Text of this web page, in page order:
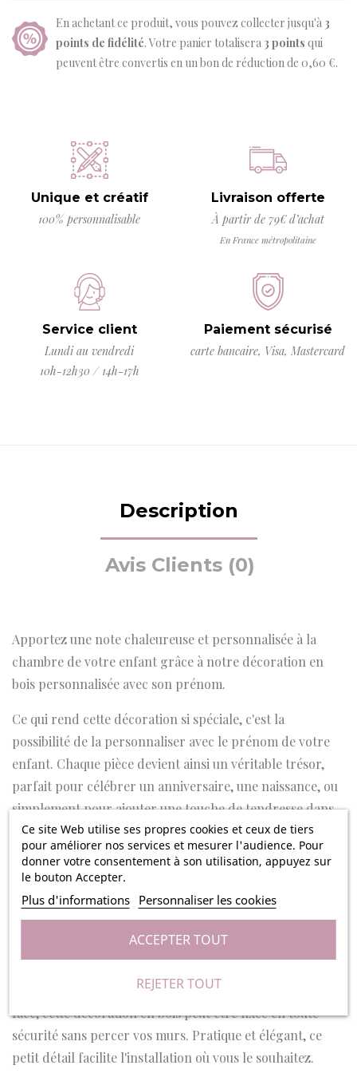
Ce site Web utilise ses propres cookies et ceux de tiers
pour améliorer nos services et mesurer l'audience. Pour
donner votre consentement à son utilisation, appuyez sur
le bouton Accepter.
Plus d'informations Personnaliser les cookies
REJETER TOUT
ACCEPTER TOUT
En achetant ce produit, vous pouvez collecter jusqu'à 3
points de fidélité. Votre panier totalisera 3 points qui
peuvent être convertis en un bon de réduction de 0,60 €.
Unique et créatif
100% personnalisable
Livraison offerte
À partir de 79€ d’achat
En France métropolitaine
Service client
Lundi au vendredi
10h-12h30 / 14h-17h
Paiement sécurisé
carte bancaire, Visa, Mastercard
Description
Avis Clients (0)
Apportez une note chaleureuse et personnalisée à la
chambre de votre enfant grâce à notre décoration en
bois personnalisée avec son prénom.
Ce qui rend cette décoration si spéciale, c'est la
possibilité de la personnaliser avec le prénom de votre
enfant. Chaque pièce devient ainsi un véritable trésor,
parfait pour célébrer un anniversaire, une naissance, ou
simplement pour ajouter une touche de tendresse dans
votre maison.
Chaque décoration est ornée d’une jolie illustration
imprimée directement sur le bois. Cette touche délicate
apportera une ambiance douce et accueillante dans
chambre de votre bébé ou même à la porte de sa
Vous pourrez l'attacher avec du ruban adhésif double
face, cette décoration en bois peut être fixée en toute
sécurité sans percer vos murs. Pratique et élégant, ce
petit détail facilite l'installation où vous le souhaitez.